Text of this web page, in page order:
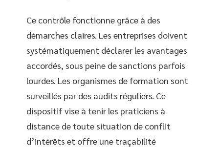
Ce contrôle fonctionne grâce à des
démarches claires. Les entreprises doivent
systématiquement déclarer les avantages
accordés, sous peine de sanctions parfois
lourdes. Les organismes de formation sont
surveillés par des audits réguliers. Ce
dispositif vise à tenir les praticiens à
distance de toute situation de conflit
d’intérêts et offre une traçabilité